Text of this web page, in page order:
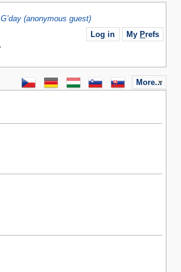
G’day (anonymous guest)
Log in
My Prefs
More...